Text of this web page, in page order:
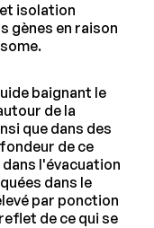
isolation
gènes en raison
baignant le
de la
que dans des
de ce
l'évacuation
dans le
par ponction
de ce qui se